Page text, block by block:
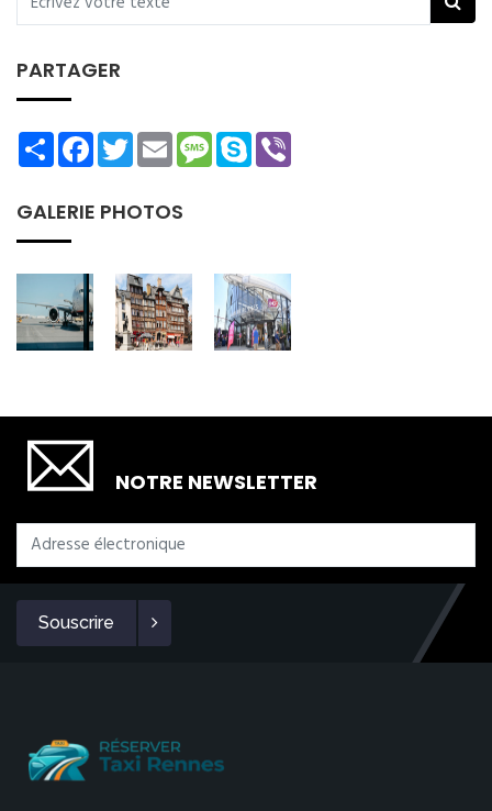
PARTAGER
ShareFacebookTwitterEmailMessage
Skype
GALERIE PHOTOS
NOTRE NEWSLETTER
Souscrire